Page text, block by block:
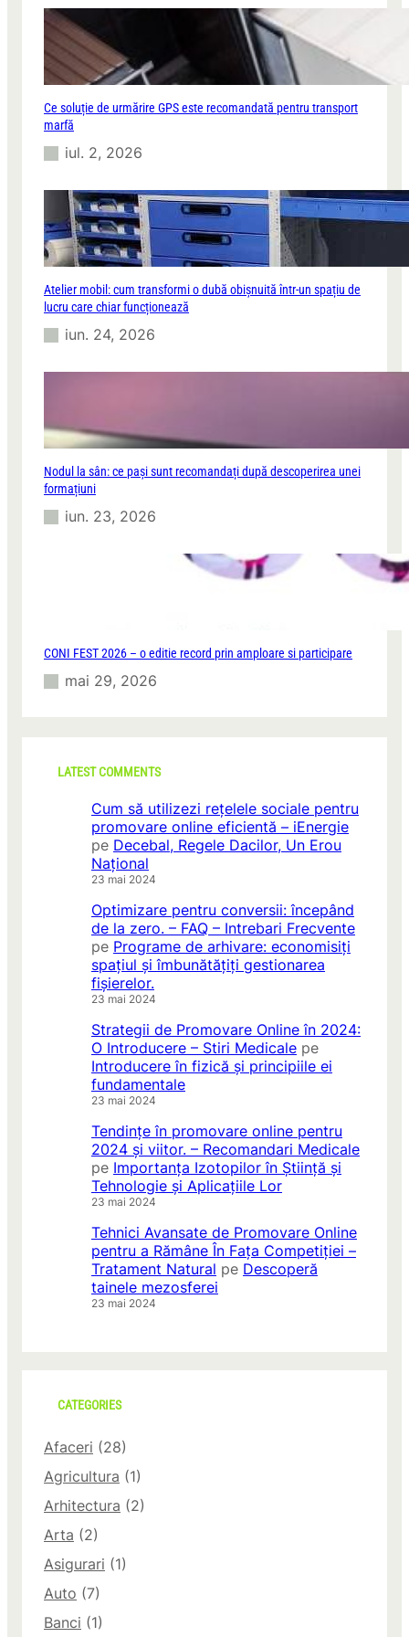
d
r
r
a
t
u
t
e
Ce soluție de urmărire GPS este recomandată pentru transport
marfă
iul. 2, 2026
Atelier mobil: cum transformi o dubă obișnuită într-un spațiu de
lucru care chiar funcționează
iun. 24, 2026
Nodul la sân: ce pași sunt recomandați după descoperirea unei
formațiuni
iun. 23, 2026
CONI FEST 2026 – o editie record prin amploare si participare
mai 29, 2026
LATEST COMMENTS
Cum să utilizezi rețelele sociale pentru
promovare online eficientă – iEnergie
pe Decebal, Regele Dacilor, Un Erou
Național
23 mai 2024
Optimizare pentru conversii: începând
de la zero. – FAQ – Intrebari Frecvente
pe Programe de arhivare: economisiți
spațiul și îmbunătățiți gestionarea
fișierelor.
23 mai 2024
Strategii de Promovare Online în 2024:
O Introducere – Stiri Medicale pe
Introducere în fizică și principiile ei
fundamentale
23 mai 2024
Tendințe în promovare online pentru
2024 și viitor. – Recomandari Medicale
pe Importanța Izotopilor în Știință și
Tehnologie și Aplicațiile Lor
23 mai 2024
Tehnici Avansate de Promovare Online
pentru a Rămâne În Fața Competiției –
Tratament Natural pe Descoperă
tainele mezosferei
23 mai 2024
CATEGORIES
Afaceri (28)
Agricultura (1)
Arhitectura (2)
Arta (2)
Asigurari (1)
Auto (7)
Banci (1)